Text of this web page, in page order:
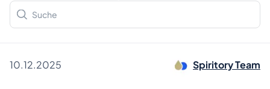
10.12.2025 Spiritory Team